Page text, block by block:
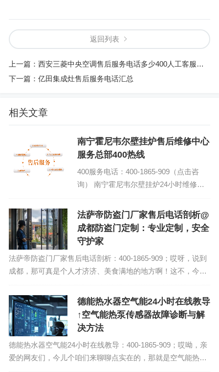
返回列表
上一篇： 西安三菱中央空调售后服务电话多少400人工客服号码
下一篇： 亿田集成灶售后服务电话汇总
相关文章
南宁霍尼韦尔壁挂炉售后维修中心
服务总部400热线
400服务电话：400-1865-909（点击咨
询） 南宁霍尼韦尔壁挂炉24小时维修平
法萨帝防盗门厂家售后电话剖析@
成都防盗门定制：专业定制，安全
守护家
法萨帝防盗门厂家售后电话剖析：400-1865-909；哎呀，说到
成都，那可真是个人才济济、美食满地的地方啊！这不，今天
小的防盗门，它可是咱们家的...
德能热水器空气能24小时在线教导
↑空气能热泵传感器故障诊断与解
决方法
德能热水器空气能24小时在线教导：400-1865-909；哎呦，亲
爱的网友们，今儿个咱们来聊聊点实在的，那就是空气能热泵